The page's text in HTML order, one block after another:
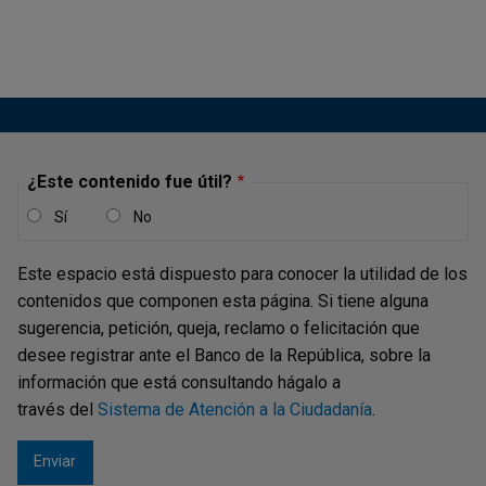
Boletín SEN 56 - Actualización de
Publicación |VIERNES, 31 DE OCTUBRE DE 2025
El Departamento de Servicios de Tecnología Informática
del Banco de la República, en conjunto con el
Departamento de Fiduciaria y Valores, informan que la
actualización del mecanismo de autenticación en
y en elSistema Electrónico de Negociación SEN
¿Este contenido fue útil?
Sí No
Este espacio está dispuesto para conocer la utilidad de los
contenidos que componen esta página. Si tiene alguna
sugerencia, petición, queja, reclamo o felicitación que
desee registrar ante el Banco de la República, sobre la
información que está consultando hágalo a
través del Sistema de Atención a la Ciudadanía.